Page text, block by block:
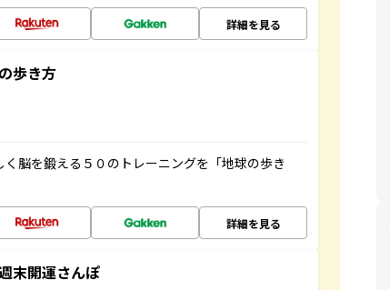
詳細を見る
歩き方
脳を鍛える５０のトレーニングを「地球の歩き
詳細を見る
末開運さんぽ